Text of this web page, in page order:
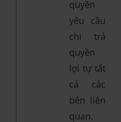
quyền
yêu cầu
chi trả
quyền
lợi tự tất
cả các
bên liên
quan.